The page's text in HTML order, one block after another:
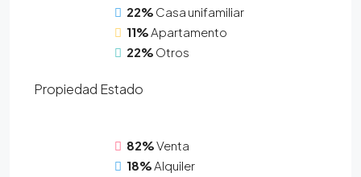
22% Casa unifamiliar
11%Apartamento
22% Otros
Propiedad Estado
82%Venta
18%Alquiler